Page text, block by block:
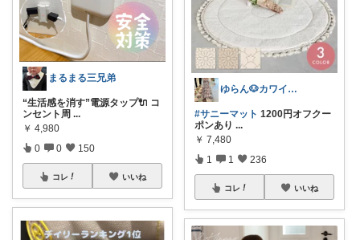
まるまる三兄弟
“生活感を消す”電源タップ🔌 コ
ンセント周 ...
￥ 4,980
0 0 150
コレ いいね
ゆらん🐶カワイイ物コレクター
#サニーマット 1200円オフクー
ポンあり ...
￥ 7,480
1 1 236
コレ いいね